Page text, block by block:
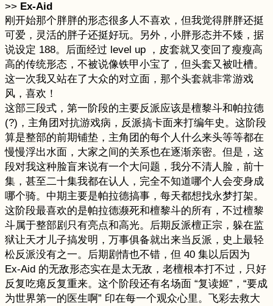
>> Ex-Aid
刚开始那个胖胖的形态很多人不喜欢，但我觉得胖胖还挺
可爱，灵活的胖子还挺好玩。另外，小胖形态并不矮，据
说设定 188。后面经过 level up ，皮套就又变回了瘦瘦高
高的传统形态，不被说像铁甲小宝了，但头套又被吐槽。
这一次我又站在了大众的对立面，那个头套就非常游戏
风，喜欢！
这部三段式，第一阶段的主要反派应该是檀黎斗和帕拉德
(?)，主角团对抗游戏病，反派搞卡面来打编年史。这阶段
算是整部的前期铺垫，主角团的每个人什么来头等等都在
慢慢浮出水面，大家之间的关系也在逐渐亲密。但是，这
段对我这种脸盲来说有一个大问题，我分不清人脸，前十
集，甚至二十集我都在认人，完全不知道哪个人会变身成
哪个骑。中期主要是帕拉德搞事，每天都想找永梦打架。
这阶段最喜欢的是帕拉德濒死和檀黎斗的所有，不过檀黎
斗属于整部剧只有亮点和高光。后期反派檀正宗，躲在监
狱让天才儿子搞发明，万事俱备就出来当反派，史上最轻
松反派没有之一。后期剧情也不错，但 40 集以后因为
Ex-Aid 的无敌形态实在是太无敌，老檀根本打不过，只好
反复吃瘪反复重来。这个阶段还有名场面 “复读姬”，“要成
为世界第一的医生啊” 印在每一个观众心里。飞彩去救大